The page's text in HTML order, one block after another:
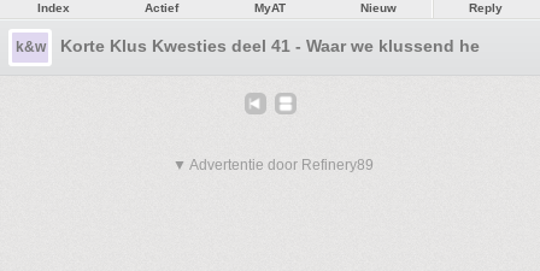
Index Actief MyAT Nieuw Reply
k&w Korte Klus Kwesties deel 41 - Waar we klussend het
▼ Advertentie door Refinery89